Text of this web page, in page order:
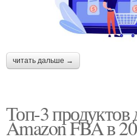
читать дальше →
Топ-3 продуктов
Amazon FBA в